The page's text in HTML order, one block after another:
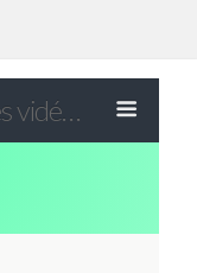
Debilos.fr - Le top des vidéos drôles du WEB !